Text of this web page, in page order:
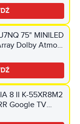
75" MINILED
Dolby Atmos
8 II K-55XR8M2
Google TV